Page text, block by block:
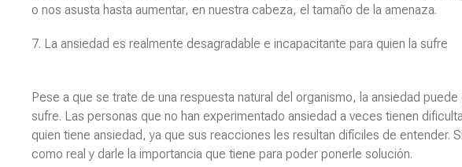
o nos asusta hasta aumentar, en nuestra cabeza, el tamaño de la amenaza.
7. La ansiedad es realmente desagradable e incapacitante para quien la sufre
Pese a que se trate de una respuesta natural del organismo, la ansiedad
sufre. Las personas que no han experimentado ansiedad a veces tienen
quien tiene ansiedad, ya que sus reacciones les resultan difíciles de
como real y darle la importancia que tiene para poder ponerle solución.